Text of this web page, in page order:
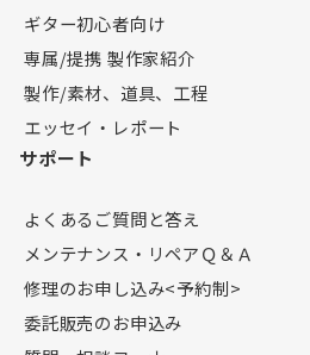
ギター初心者向け
専属/提携 製作家紹介
製作/素材、道具、工程
エッセイ・レポート
サポート
よくあるご質問と答え
メンテナンス・リペアＱ＆Ａ
修理のお申し込み<予約制>
委託販売のお申込み